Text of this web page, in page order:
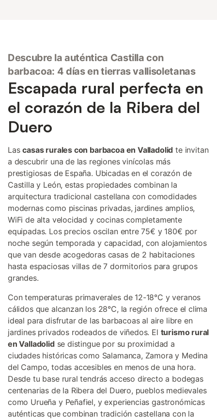
Descubre la auténtica Castilla con
barbacoa: 4 días en tierras vallisoletanas
Escapada rural perfecta en
el corazón de la Ribera del
Duero
Lascasas rurales con barbacoa en Valladolid te invitan
a descubrir una de las regiones vinícolas más
prestigiosas de España. Ubicadas en el corazón de
Castilla y León, estas propiedades combinan la
arquitectura tradicional castellana con comodidades
modernas como piscinas privadas, jardines amplios,
WiFi de alta velocidad y cocinas completamente
equipadas. Los precios oscilan entre 75€ y 180€ por
noche según temporada y capacidad, con alojamientos
que van desde acogedoras casas de 2 habitaciones
hasta espaciosas villas de 7 dormitorios para grupos
grandes.
Con temperaturas primaverales de 12-18°C y veranos
cálidos que alcanzan los 28°C, la región ofrece el clima
ideal para disfrutar de las barbacoas al aire libre en
jardines privados rodeados de viñedos. El turismo rural
en Valladolidse distingue por su proximidad a
ciudades históricas como Salamanca, Zamora y Medina
del Campo, todas accesibles en menos de una hora.
Desde tu base rural tendrás acceso directo a bodegas
centenarias de la Ribera del Duero, pueblos medievales
como Urueña y Peñafiel, y experiencias gastronómicas
auténticas que combinan tradición castellana con la